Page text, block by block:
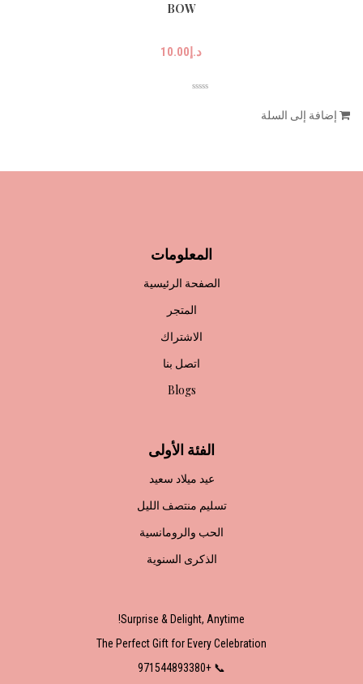
BOW
د.إ10.00
إضافة إلى السلة
المعلومات
الصفحة الرئيسية
المتجر
الاشتراك
اتصل بنا
Blogs
الفئة الأولى
عيد ميلاد سعيد
تسليم منتصف الليل
الحب والرومانسية
الذكرى السنوية
Surprise & Delight, Anytime!
The Perfect Gift for Every Celebration
📞 +971544893380